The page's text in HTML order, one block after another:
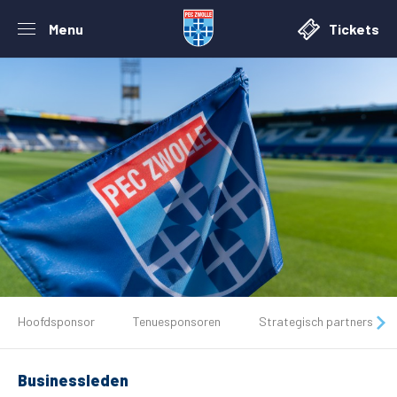
Menu Tickets
De club
Hoofdsponsor Tenuesponsoren Strategisch partners
Businessleden